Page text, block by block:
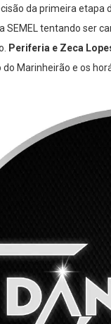
da primeira etapa
SEMEL tentando ser
Periferia e Zeca
do Marinheirão e os